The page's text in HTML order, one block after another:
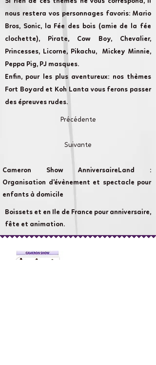
nous restera vos personnages favoris: Mario
Bros, Sonic, la Fée des bois (amie de la fée
clochette), Pirate, Cow Boy, Chevalier,
Princesses, Licorne, Pikachu, Mickey Minnie,
Peppa Pig, PJ masques.
Enfin, pour les plus aventureux: nos thèmes
Fort Boyard et Koh Lanta vous ferons passer
des épreuves rudes.
Précédente
Suivante
Cameron Show AnniversaireLand :
Organisation d'évènement et spectacle pour
enfants à domicile
Boissets et en Ile de France pour anniversaire,
fête et animation.